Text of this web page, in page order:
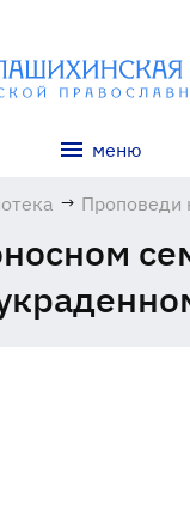
меню
→ Проповеди